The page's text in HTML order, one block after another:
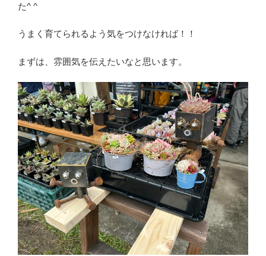
た^ ^
うまく育てられるよう気をつけなければ！！
まずは、雰囲気を伝えたいなと思います。